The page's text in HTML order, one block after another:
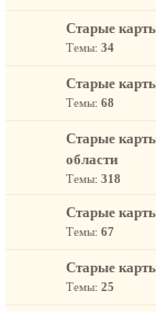
Старые
Темы: 34
Старые
Темы: 68
Старые
области
Темы: 318
Старые
Темы: 67
Старые
Темы: 25